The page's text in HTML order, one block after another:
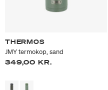
THERMOS
JMY termokop, sand
349,00 KR.